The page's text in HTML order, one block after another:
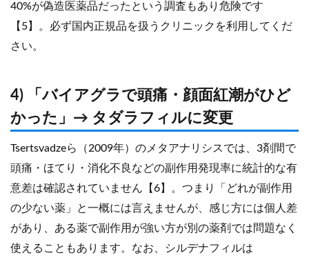
40%が偽造医薬品だったという調査もあり危険です
【5】。必ず国内正規品を扱うクリニックを利用してくだ
さい。
4) 「バイアグラで頭痛・顔面紅潮がひど
かった」→ タダラフィルに変更
Tsertsvadzeら（2009年）のメタアナリシスでは、3剤間で
頭痛・ほてり・消化不良などの副作用発現率に統計的な有
意差は確認されていません【6】。つまり「どれが副作用
の少ない薬」と一概には言えませんが、感じ方には個人差
があり、ある薬で副作用が強い方が別の薬剤では問題なく
使えることもあります。なお、シルデナフィルは